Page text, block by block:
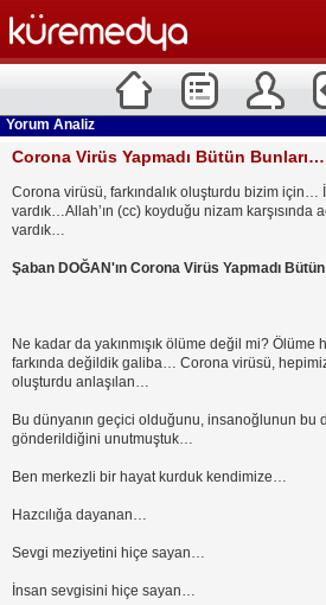
Yorum Analiz
Corona Virüs Yapmadı Bütün Bunları…
Corona virüsü, farkındalık oluşturdu bizim için…
vardık…Allah’ın (cc) koyduğu nizam karşısında
vardık…
Şaban DOĞAN'ın Corona Virüs Yapmadı Bütün
Ne kadar da yakınmışık ölüme değil mi? Ölüme
farkında değildik galiba… Corona virüsü,
oluşturdu anlaşılan…
Bu dünyanın geçici olduğunu, insanoğlunun bu
gönderildiğini unutmuştuk…
Ben merkezli bir hayat kurduk kendimize…
Hazcılığa dayanan…
Sevgi meziyetini hiçe sayan…
İnsan sevgisini hiçe sayan…